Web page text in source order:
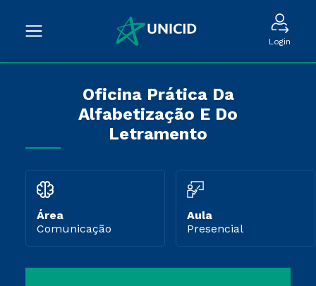
Login
Oficina Prática Da
Alfabetização E Do
Letramento
Área
Comunicação
Aula
Presencial